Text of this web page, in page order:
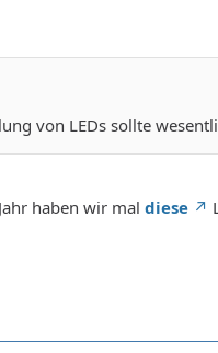
von LEDs sollte
haben wir mal diese